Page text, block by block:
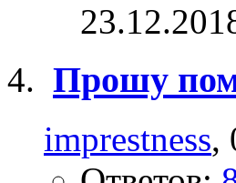
Прошу
imprestness,